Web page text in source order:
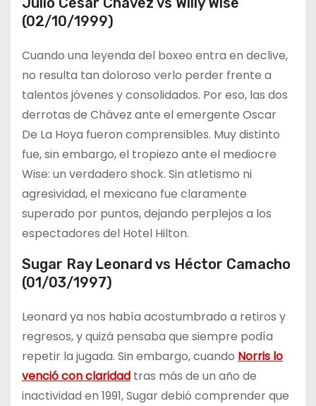
(02/10/1999)
Cuando una leyenda del boxeo entra en declive,
no resulta tan doloroso verlo perder frente a
talentos jóvenes y consolidados. Por eso, las dos
derrotas de Chávez ante el emergente Oscar
De La Hoya fueron comprensibles. Muy distinto
fue, sin embargo, el tropiezo ante el mediocre
Wise: un verdadero shock. Sin atletismo ni
agresividad, el mexicano fue claramente
superado por puntos, dejando perplejos a los
espectadores del Hotel Hilton.
Sugar Ray Leonard vs Héctor Camacho
(01/03/1997)
Leonard ya nos había acostumbrado a retiros y
regresos, y quizá pensaba que siempre podía
repetir la jugada. Sin embargo, cuando Norris lo
venció con claridad tras más de un año de
inactividad en 1991, Sugar debió comprender que